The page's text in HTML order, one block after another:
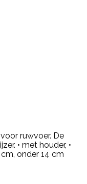
ruwvoer. De
• met houder, •
onder 14 cm